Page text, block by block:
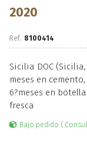
2020
8100414
Sicilia DOC
meses en
6?meses en
fresca
Bajo pedido (